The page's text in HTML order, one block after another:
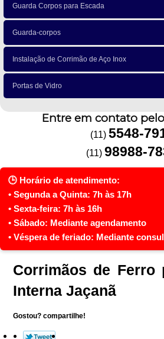
Guarda Corpos para Escada
Guarda-corpos
Instalação de Corrimão de Aço Inox
Portas de Vidro
Entre em contato
(11) 5548-
(11) 98988-
Corrimãos de Ferro
Interna Jaçanã
Gostou? compartilhe!